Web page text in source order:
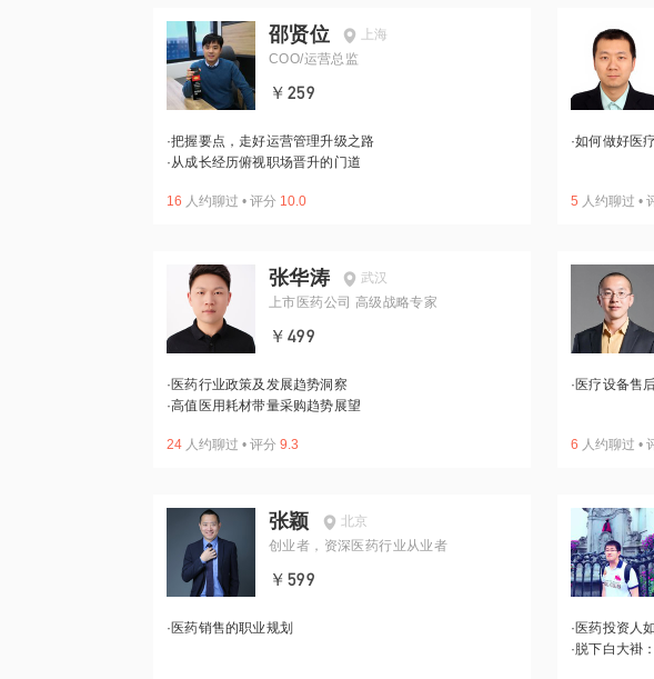
邵贤位
上海
COO/运营总监
￥259
·把握要点，走好运营管理升级之路
·从成长经历俯视职场晋升的门道
16 人约聊过 • 评分 10.0
·如何做好医
5 人约聊过 •
张华涛
武汉
上市医药公司 高级战略专家
￥499
· 医药行业政策及发展趋势洞察
·高值医用耗材带量采购趋势展望
24 人约聊过 • 评分 9.3
· 医疗设备售
6 人约聊过 •
张颖
北京
创业者，资深医药行业从业者
￥599
· 医药销售的职业规划 · 医药投资人
· 脱下白大褂